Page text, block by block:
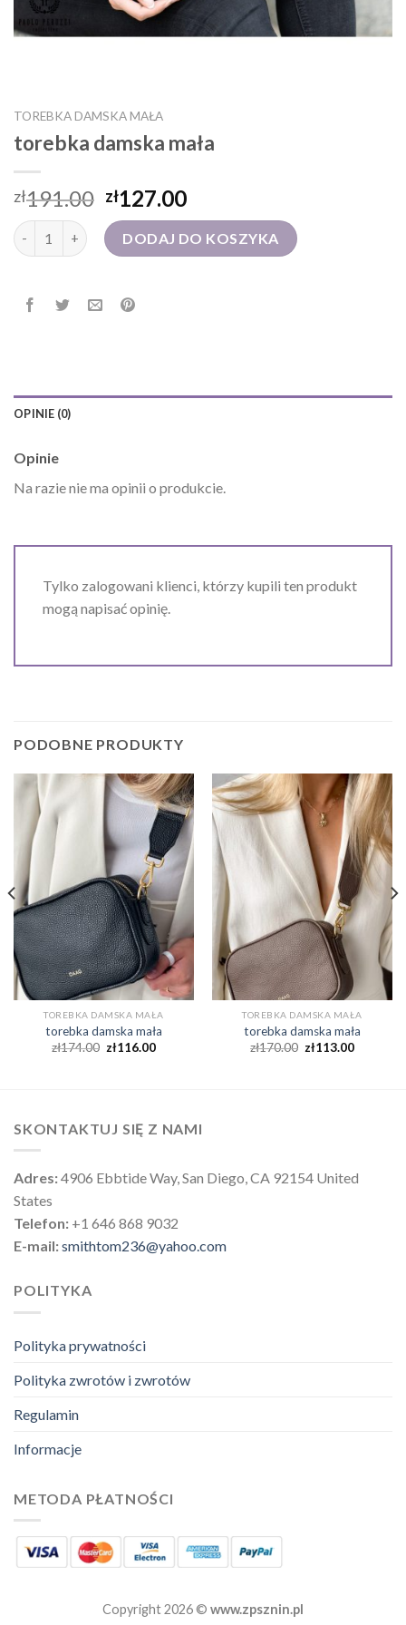
TOREBKA DAMSKA MAŁA
torebka damska mała
zł191.00 zł127.00
ilość torebka damska małaDODAJ DO KOSZYKA
OPINIE (0)
Opinie
Na razie nie ma opinii o produkcie.
Tylko zalogowani klienci, którzy kupili ten produkt
mogą napisać opinię.
PODOBNE PRODUKTY
TOREBKA DAMSKA MAŁA
torebka damska mała
zł174.00 zł116.00
TOREBKA DAMSKA MAŁA
torebka damska mała
zł170.00 zł113.00
SKONTAKTUJ SIĘ Z NAMI
Adres:4906 Ebbtide Way, San Diego, CA 92154 United
States
Telefon: +1 646 868 9032
E-mail:smithtom236@yahoo.com
POLITYKA
Polityka prywatności
Polityka zwrotów i zwrotów
Regulamin
Informacje
METODA PŁATNOŚCI
Copyright 2026 © www.zpsznin.pl